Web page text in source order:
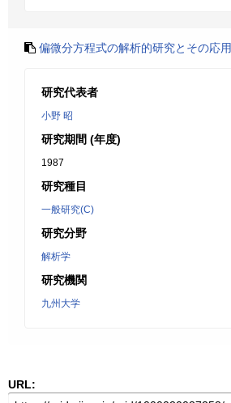
偏微分方程式の解析的研究とその応用
研究代表者
小野 昭
研究期間 (年度)
1987
研究種目
一般研究(C)
研究分野
解析学
研究機関
九州大学
URL: